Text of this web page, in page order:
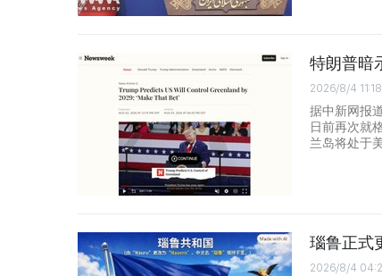
特朗普暗
2026/8/4
据中新网报
日前再次就
兰岛将处于
瑙鲁正式
2026/8/4